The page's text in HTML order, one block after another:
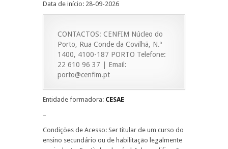
Data de início: 28-09-2026
CONTACTOS: CENFIM Núcleo do
Porto, Rua Conde da Covilhã, N.º
1400, 4100-187 PORTO Telefone:
22 610 96 37 | Email:
porto@cenfim.pt
Entidade formadora: CESAE
–
Condições de Acesso: Ser titular de um curso do
ensino secundário ou de habilitação legalmente